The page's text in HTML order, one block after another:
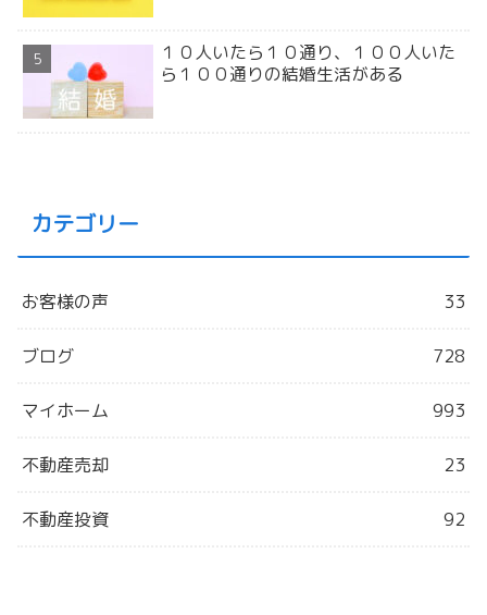
１０人いたら１０通り、１００人いた
ら１００通りの結婚生活がある
カテゴリー
お客様の声 33
ブログ 728
マイホーム 993
不動産売却 23
不動産投資 92